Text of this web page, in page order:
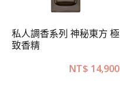
私人調香系列 神秘東方 極
致香精
NT$ 14,900